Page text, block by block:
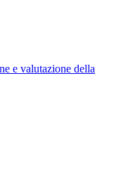
e valutazione della